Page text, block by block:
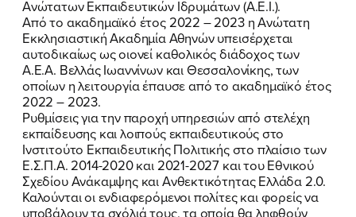
Ανώτατων Εκπαιδευτικών Ιδρυμάτων (Α.Ε.Ι.).
Από το ακαδημαϊκό έτος 2022 – 2023 η Ανώτατη
Εκκλησιαστική Ακαδημία Αθηνών υπεισέρχεται
αυτοδικαίως ως οιονεί καθολικός διάδοχος των
Α.Ε.Α. Βελλάς Ιωαννίνων και Θεσσαλονίκης, των
οποίων η λειτουργία έπαυσε από το ακαδημαϊκό έτος
2022 – 2023.
Ρυθμίσεις για την παροχή υπηρεσιών από στελέχη
εκπαίδευσης και λοιπούς εκπαιδευτικούς στο
Ινστιτούτο Εκπαιδευτικής Πολιτικής στο πλαίσιο των
Ε.Σ.Π.Α. 2014-2020 και 2021-2027 και του Εθνικού
Σχεδίου Ανάκαμψης και Ανθεκτικότητας Ελλάδα 2.0.
Καλούνται οι ενδιαφερόμενοι πολίτες και φορείς να
υποβάλουν τα σχόλιά τους, τα οποία θα ληφθούν